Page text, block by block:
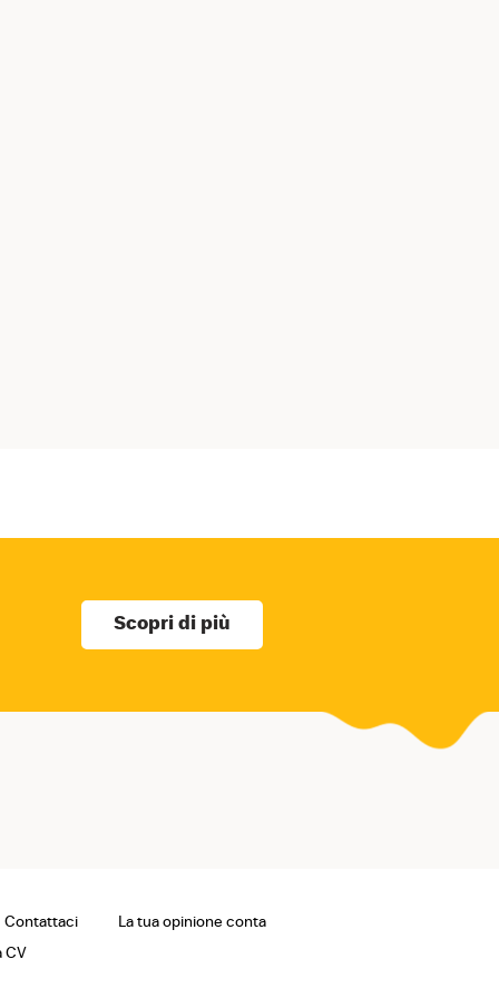
Scopri di più
Contattaci
La tua opinione conta
CV